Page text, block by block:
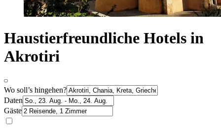
Haustierfreundliche Hotels in
Akrotiri
Wo soll’s hingehen?
Daten
Gäste